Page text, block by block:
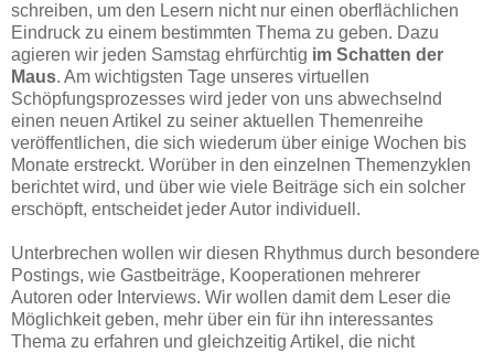
schreiben, um den Lesern nicht nur einen oberflächlichen
Eindruck zu einem bestimmten Thema zu geben. Dazu
agieren wir jeden Samstag ehrfürchtig im Schatten der
Maus. Am wichtigsten Tage unseres virtuellen
Schöpfungsprozesses wird jeder von uns abwechselnd
einen neuen Artikel zu seiner aktuellen Themenreihe
veröffentlichen, die sich wiederum über einige Wochen bis
Monate erstreckt. Worüber in den einzelnen Themenzyklen
berichtet wird, und über wie viele Beiträge sich ein solcher
erschöpft, entscheidet jeder Autor individuell.
Unterbrechen wollen wir diesen Rhythmus durch besondere
Postings, wie Gastbeiträge, Kooperationen mehrerer
Autoren oder Interviews. Wir wollen damit dem Leser die
Möglichkeit geben, mehr über ein für ihn interessantes
Thema zu erfahren und gleichzeitig Artikel, die nicht